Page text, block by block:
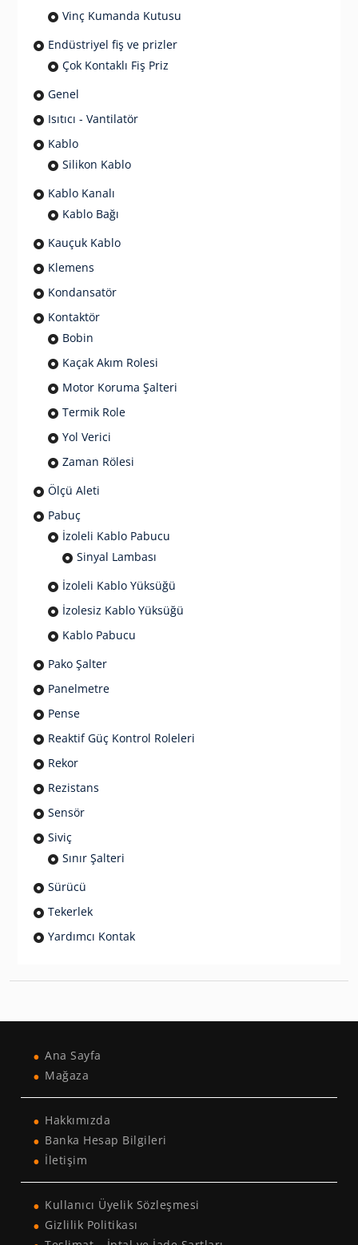
Vinç Kumanda Kutusu
Endüstriyel fiş ve prizler
Çok Kontaklı Fiş Priz
Genel
Isıtıcı - Vantilatör
Kablo
Silikon Kablo
Kablo Kanalı
Kablo Bağı
Kauçuk Kablo
Klemens
Kondansatör
Kontaktör
Bobin
Kaçak Akım Rolesi
Motor Koruma Şalteri
Termik Role
Yol Verici
Zaman Rölesi
Ölçü Aleti
Pabuç
İzoleli Kablo Pabucu
Sinyal Lambası
İzoleli Kablo Yüksüğü
İzolesiz Kablo Yüksüğü
Kablo Pabucu
Pako Şalter
Panelmetre
Pense
Reaktif Güç Kontrol Roleleri
Rekor
Rezistans
Sensör
Siviç
Sınır Şalteri
Sürücü
Tekerlek
Yardımcı Kontak
Ana Sayfa
Mağaza
Hakkımızda
Banka Hesap Bilgileri
İletişim
Kullanıcı Üyelik Sözleşmesi
Gizlilik Politikası